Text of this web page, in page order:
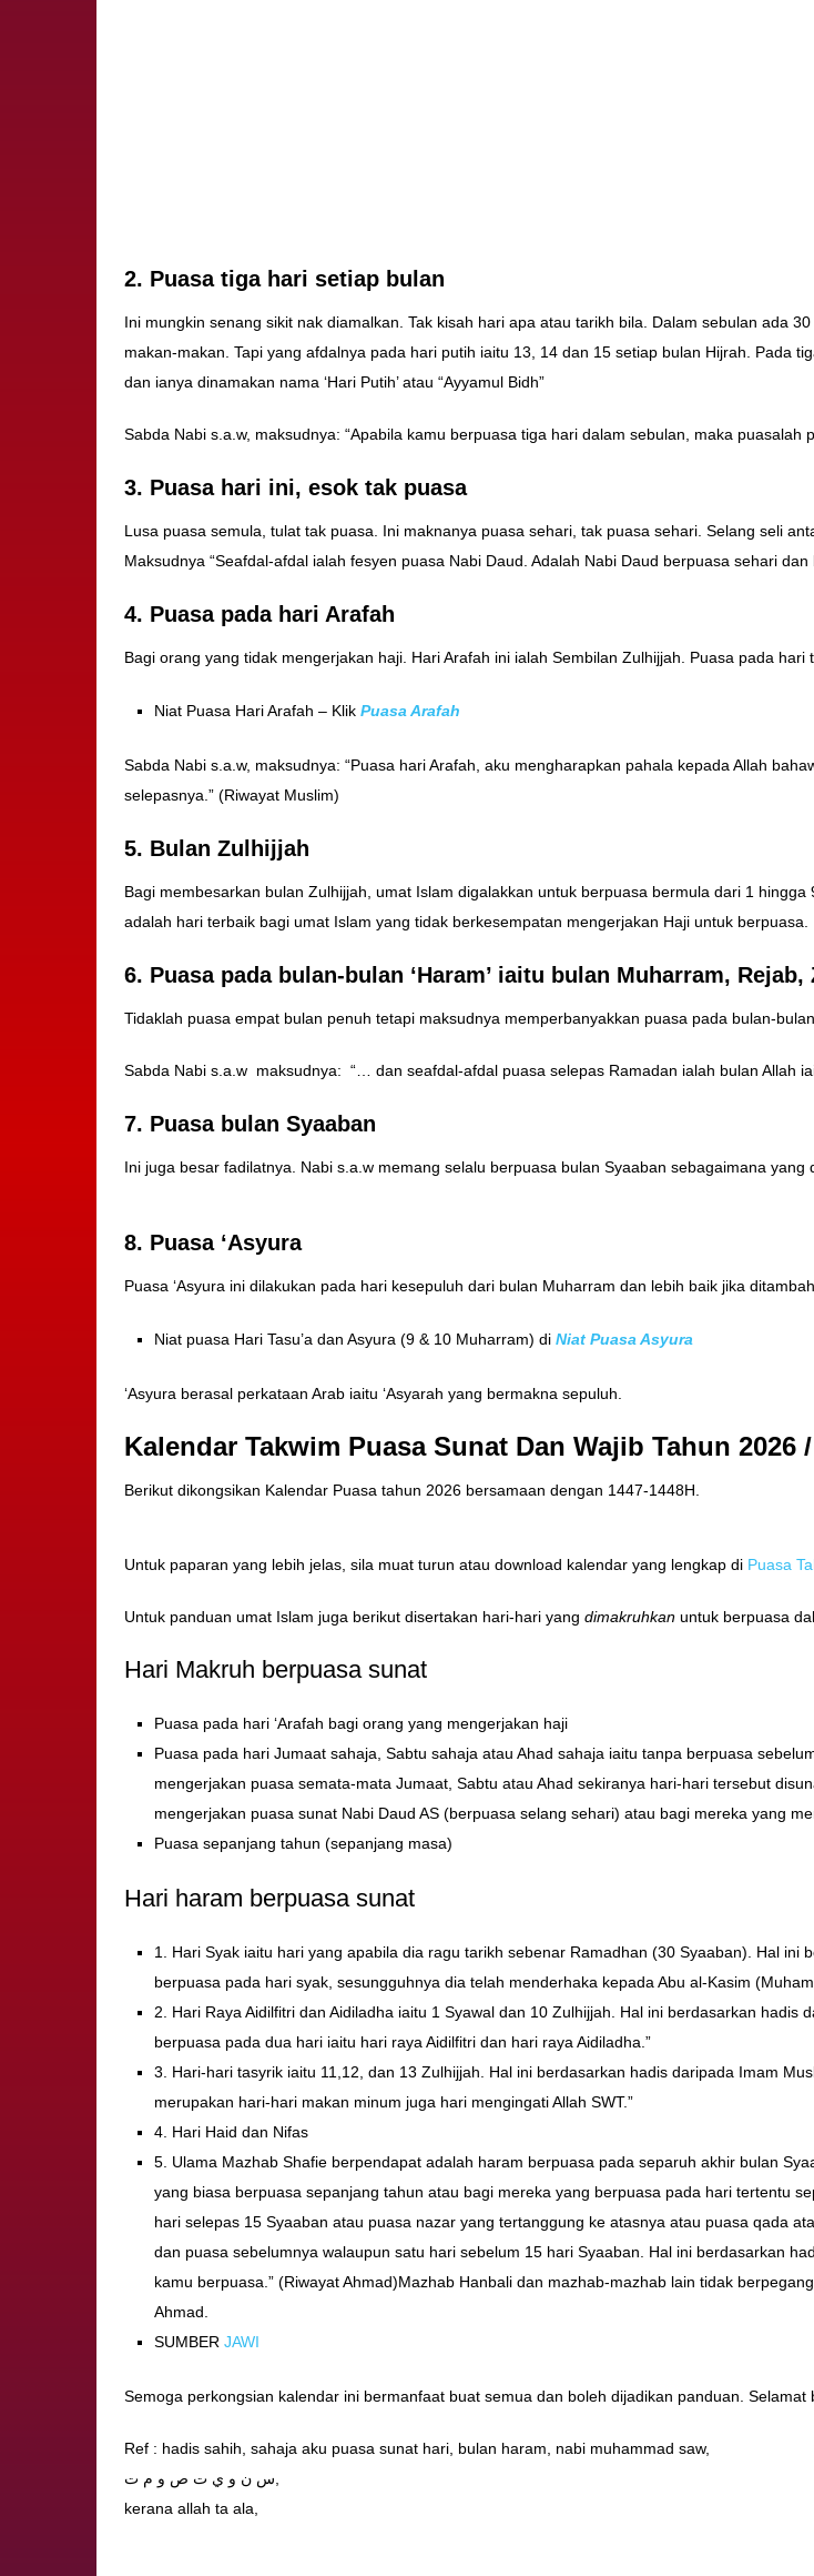
2. Puasa tiga hari setiap bulan
Ini mungkin senang sikit nak diamalkan. Tak kisah hari apa atau tarikh bila. Dalam sebulan ada
makan-makan. Tapi yang afdalnya pada hari putih iaitu 13, 14 dan 15 setiap bulan Hijrah. Pada
dan ianya dinamakan nama ‘Hari Putih’ atau “Ayyamul Bidh”
Sabda Nabi s.a.w, maksudnya: “Apabila kamu berpuasa tiga hari dalam sebulan, maka
3. Puasa hari ini, esok tak puasa
Lusa puasa semula, tulat tak puasa. Ini maknanya puasa sehari, tak puasa sehari. Selang seli
Maksudnya “Seafdal-afdal ialah fesyen puasa Nabi Daud. Adalah Nabi Daud berpuasa sehari
4. Puasa pada hari Arafah
Bagi orang yang tidak mengerjakan haji. Hari Arafah ini ialah Sembilan Zulhijjah. Puasa pada
Niat Puasa Hari Arafah – Klik Puasa Arafah
Sabda Nabi s.a.w, maksudnya: “Puasa hari Arafah, aku mengharapkan pahala kepada Allah
selepasnya.” (Riwayat Muslim)
5. Bulan Zulhijjah
Bagi membesarkan bulan Zulhijjah, umat Islam digalakkan untuk berpuasa bermula dari 1
adalah hari terbaik bagi umat Islam yang tidak berkesempatan mengerjakan Haji untuk berpuasa.
6. Puasa pada bulan-bulan ‘Haram’ iaitu bulan Muharram,
Tidaklah puasa empat bulan penuh tetapi maksudnya memperbanyakkan puasa pada bulan-bulan
Sabda Nabi s.a.w maksudnya: “… dan seafdal-afdal puasa selepas Ramadan ialah bulan Allah
7. Puasa bulan Syaaban
Ini juga besar fadilatnya. Nabi s.a.w memang selalu berpuasa bulan Syaaban sebagaimana
8. Puasa ‘Asyura
Puasa ‘Asyura ini dilakukan pada hari kesepuluh dari bulan Muharram dan lebih baik jika
Niat puasa Hari Tasu’a dan Asyura (9 & 10 Muharram) di Niat Puasa Asyura
‘Asyura berasal perkataan Arab iaitu ‘Asyarah yang bermakna sepuluh.
Kalendar Takwim Puasa Sunat Dan Wajib Tahun 2026 /
Berikut dikongsikan Kalendar Puasa tahun 2026 bersamaan dengan 1447-1448H.
Untuk paparan yang lebih jelas, sila muat turun atau download kalendar yang lengkap di Puasa
Untuk panduan umat Islam juga berikut disertakan hari-hari yang dimakruhkan untuk berpuasa
Hari Makruh berpuasa sunat
Puasa pada hari ‘Arafah bagi orang yang mengerjakan haji
Puasa pada hari Jumaat sahaja, Sabtu sahaja atau Ahad sahaja iaitu tanpa berpuasa
mengerjakan puasa semata-mata Jumaat, Sabtu atau Ahad sekiranya hari-hari tersebut
mengerjakan puasa sunat Nabi Daud AS (berpuasa selang sehari) atau bagi mereka yang
Puasa sepanjang tahun (sepanjang masa)
Hari haram berpuasa sunat
1. Hari Syak iaitu hari yang apabila dia ragu tarikh sebenar Ramadhan (30 Syaaban). Hal ini
berpuasa pada hari syak, sesungguhnya dia telah menderhaka kepada Abu al-Kasim
2. Hari Raya Aidilfitri dan Aidiladha iaitu 1 Syawal dan 10 Zulhijjah. Hal ini berdasarkan hadis
berpuasa pada dua hari iaitu hari raya Aidilfitri dan hari raya Aidiladha.”
3. Hari-hari tasyrik iaitu 11,12, dan 13 Zulhijjah. Hal ini berdasarkan hadis daripada Imam
merupakan hari-hari makan minum juga hari mengingati Allah SWT.”
4. Hari Haid dan Nifas
5. Ulama Mazhab Shafie berpendapat adalah haram berpuasa pada separuh akhir bulan
yang biasa berpuasa sepanjang tahun atau bagi mereka yang berpuasa pada hari tertentu
hari selepas 15 Syaaban atau puasa nazar yang tertanggung ke atasnya atau puasa qada
dan puasa sebelumnya walaupun satu hari sebelum 15 hari Syaaban. Hal ini berdasarkan
kamu berpuasa.” (Riwayat Ahmad)Mazhab Hanbali dan mazhab-mazhab lain tidak
Ahmad.
SUMBER JAWI
Semoga perkongsian kalendar ini bermanfaat buat semua dan boleh dijadikan panduan. Selamat
Ref : hadis sahih, sahaja aku puasa sunat hari, bulan haram, nabi muhammad saw,
kerana allah ta ala,